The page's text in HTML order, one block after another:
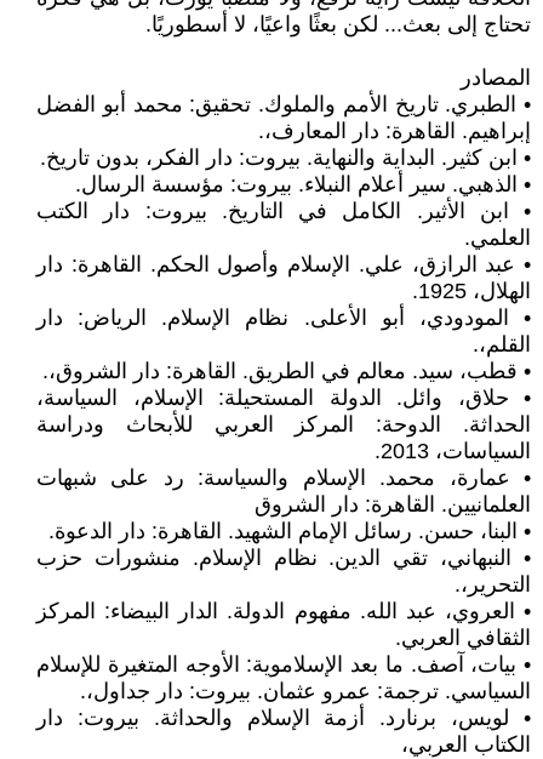
تحتاج إلى بعث... لكن بعثًا واعيًا، لا أسطوريًا.
المصادر
• الطبري. تاريخ الأمم والملوك. تحقيق: محمد أبو الفضل
إبراهيم. القاهرة: دار المعارف،.
• ابن كثير. البداية والنهاية. بيروت: دار الفكر، بدون تاريخ.
• الذهبي. سير أعلام النبلاء. بيروت: مؤسسة الرسال.
• ابن الأثير. الكامل في التاريخ. بيروت: دار الكتب
العلمي.
• عبد الرازق، علي. الإسلام وأصول الحكم. القاهرة: دار
الهلال، 1925.
• المودودي، أبو الأعلى. نظام الإسلام. الرياض: دار
القلم،.
• قطب، سيد. معالم في الطريق. القاهرة: دار الشروق،.
• حلاق، وائل. الدولة المستحيلة: الإسلام، السياسة،
الحداثة. الدوحة: المركز العربي للأبحاث ودراسة
السياسات، 2013.
• عمارة، محمد. الإسلام والسياسة: رد على شبهات
العلمانيين. القاهرة: دار الشروق
• البنا، حسن. رسائل الإمام الشهيد. القاهرة: دار الدعوة.
• النبهاني، تقي الدين. نظام الإسلام. منشورات حزب
التحرير،.
• العروي، عبد الله. مفهوم الدولة. الدار البيضاء: المركز
الثقافي العربي.
• بيات، آصف. ما بعد الإسلاموية: الأوجه المتغيرة للإسلام
السياسي. ترجمة: عمرو عثمان. بيروت: دار جداول،.
• لويس، برنارد. أزمة الإسلام والحداثة. بيروت: دار
الكتاب العربي،